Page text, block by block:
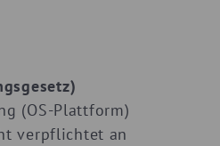
(OS-Plattform)
verpflichtet an